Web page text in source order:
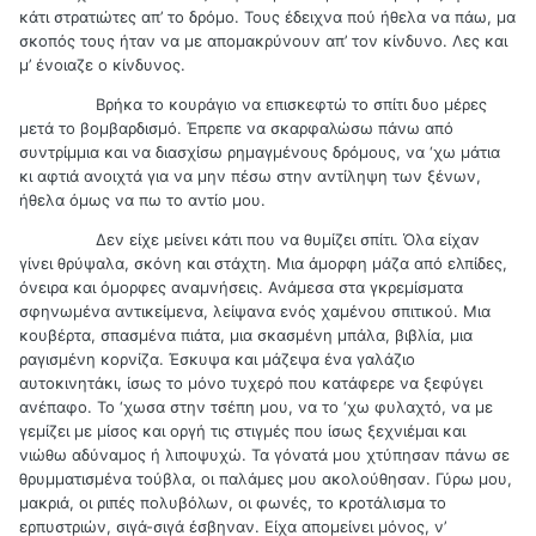
κάτι στρατιώτες απ’ το δρόμο. Τους έδειχνα πού ήθελα να πάω, μα
σκοπός τους ήταν να με απομακρύνουν απ’ τον κίνδυνο. Λες και
μ’ ένοιαζε ο κίνδυνος.
Βρήκα το κουράγιο να επισκεφτώ το σπίτι δυο μέρες
μετά το βομβαρδισμό. Έπρεπε να σκαρφαλώσω πάνω από
συντρίμμια και να διασχίσω ρημαγμένους δρόμους, να ‘χω μάτια
κι αφτιά ανοιχτά για να μην πέσω στην αντίληψη των ξένων,
ήθελα όμως να πω το αντίο μου.
Δεν είχε μείνει κάτι που να θυμίζει σπίτι. Όλα είχαν
γίνει θρύψαλα, σκόνη και στάχτη. Μια άμορφη μάζα από ελπίδες,
όνειρα και όμορφες αναμνήσεις. Ανάμεσα στα γκρεμίσματα
σφηνωμένα αντικείμενα, λείψανα ενός χαμένου σπιτικού. Μια
κουβέρτα, σπασμένα πιάτα, μια σκασμένη μπάλα, βιβλία, μια
ραγισμένη κορνίζα. Έσκυψα και μάζεψα ένα γαλάζιο
αυτοκινητάκι, ίσως το μόνο τυχερό που κατάφερε να ξεφύγει
ανέπαφο. Το ‘χωσα στην τσέπη μου, να το ‘χω φυλαχτό, να με
γεμίζει με μίσος και οργή τις στιγμές που ίσως ξεχνιέμαι και
νιώθω αδύναμος ή λιποψυχώ. Τα γόνατά μου χτύπησαν πάνω σε
θρυμματισμένα τούβλα, οι παλάμες μου ακολούθησαν. Γύρω μου,
μακριά, οι ριπές πολυβόλων, οι φωνές, το κροτάλισμα το
ερπυστριών, σιγά-σιγά έσβηναν. Είχα απομείνει μόνος, ν’